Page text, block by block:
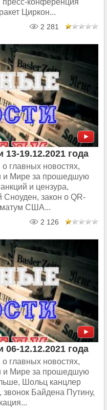
пресс-конференция
Циркон...
2 281
19.12.2021 года
главных новостях,
и Мире за прошедшую
и цензура,
закон о QR-
США...
2 126
12.12.2021 года
главных новостях,
и Мире за прошедшую
Шольц канцлер
Байдена Путину,